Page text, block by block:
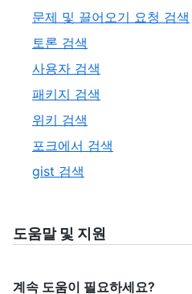
문제 및 끌어오기 요청 검색
토론 검색
사용자 검색
패키지 검색
위키 검색
포크에서 검색
gist 검색
도움말 및 지원
계속 도움이 필요하세요?